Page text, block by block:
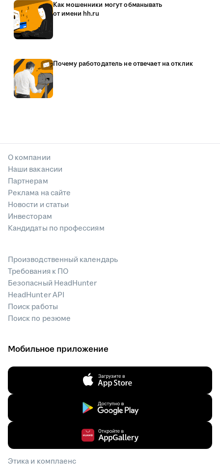
Как мошенники могут обманывать
от имени hh.ru
Почему работодатель не отвечает на отклик
О компании
Наши вакансии
Партнерам
Реклама на сайте
Новости и статьи
Инвесторам
Кандидаты по профессиям
Производственный календарь
Требования к ПО
Безопасный HeadHunter
HeadHunter API
Поиск работы
Поиск по резюме
Мобильное приложение
Этика и комплаенс